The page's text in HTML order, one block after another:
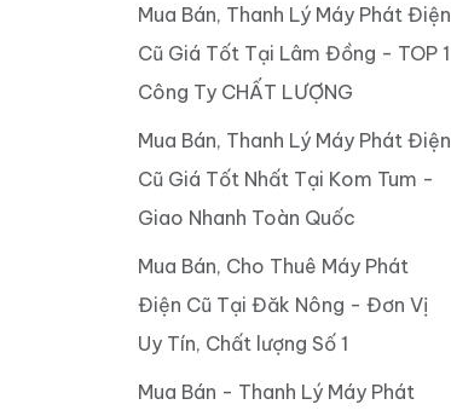
Mua Bán, Thanh Lý Máy Phát Điện
Cũ Giá Tốt Tại Lâm Đồng - TOP 1
Công Ty CHẤT LƯỢNG
Mua Bán, Thanh Lý Máy Phát Điện
Cũ Giá Tốt Nhất Tại Kom Tum -
Giao Nhanh Toàn Quốc
Mua Bán, Cho Thuê Máy Phát
Điện Cũ Tại Đăk Nông - Đơn Vị
Uy Tín, Chất lượng Số 1
Mua Bán - Thanh Lý Máy Phát